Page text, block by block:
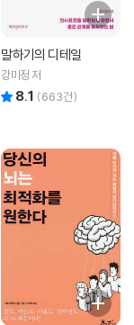
말하기의 디테일
강미정 저
8.1 (663건)